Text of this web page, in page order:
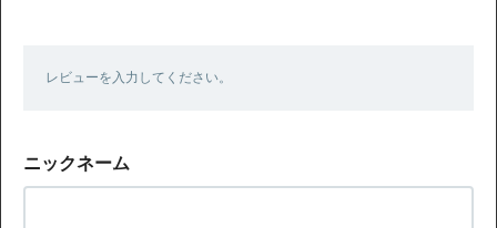
レビューを入力してください。
ニックネーム